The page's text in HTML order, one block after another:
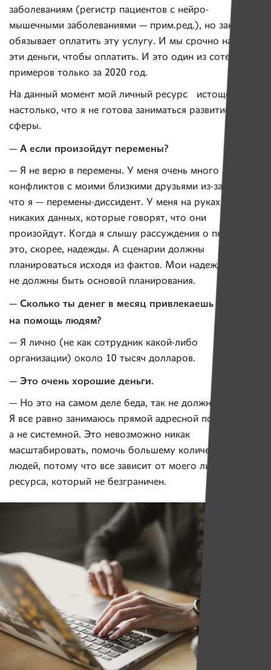
заболеваниям (регистр пациентов с нейро-
мышечными заболеваниями — прим.ред.), но закон
обязывает оплатить эту услугу. И мы срочно нашли
эти деньги, чтобы оплатить. И это один из сотен
примеров только за 2020 год.
На данный момент мой личный ресурс истощен
настолько, что я не готова заниматься развитием этой
сферы.
— А если произойдут перемены?
— Я не верю в перемены. У меня очень много
конфликтов с моими близкими друзьями из-за того,
что я — перемены-диссидент. У меня на руках нет
никаких данных, которые говорят, что они
произойдут. Когда я слышу рассуждения о переменах,
это, скорее, надежды. А сценарии должны
планироваться исходя из фактов. Мои надежды
не должны быть основой планирования.
— Сколько ты денег в месяц привлекаешь
на помощь людям?
— Я лично (не как сотрудник какой-либо
организации) около 10 тысяч долларов.
— Это очень хорошие деньги.
— Но это на самом деле беда, так не должно быть.
Я все равно занимаюсь прямой адресной помощью,
а не системной. Это невозможно никак
масштабировать, помочь большему количеству
людей, потому что все зависит от моего личного
ресурса, который не безграничен.